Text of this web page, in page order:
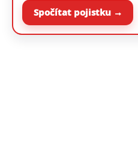
Spočítat pojistku →